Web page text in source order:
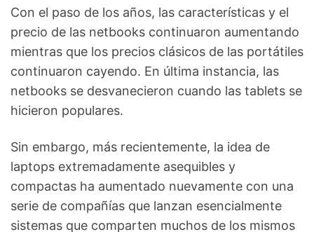
Con el paso de los años, las características y el
precio de las netbooks continuaron aumentando
mientras que los precios clásicos de las portátiles
continuaron cayendo. En última instancia, las
netbooks se desvanecieron cuando las tablets se
hicieron populares.
Sin embargo, más recientemente, la idea de
laptops extremadamente asequibles y
compactas ha aumentado nuevamente con una
serie de compañías que lanzan esencialmente
sistemas que comparten muchos de los mismos